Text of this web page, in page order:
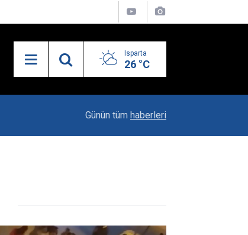
Isparta
26 °C
Vali Erin: Bu İşin Kenarında Olanlara Bile Bu
Günün tüm haberleri